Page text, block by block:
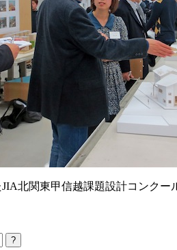
JIA北関東甲信越課題設計コンク